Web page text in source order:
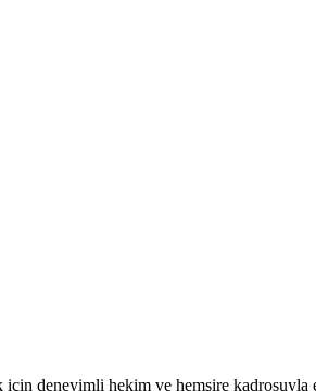
için deneyimli hekim ve hemşire